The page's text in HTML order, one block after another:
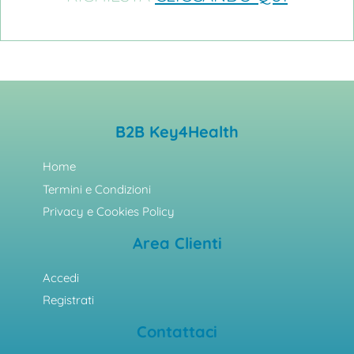
B2B Key4Health
Home
Termini e Condizioni
Privacy e Cookies Policy
Area Clienti
Accedi
Registrati
Contattaci